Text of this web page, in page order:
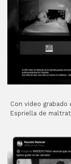
Con video grabado
Espriella de